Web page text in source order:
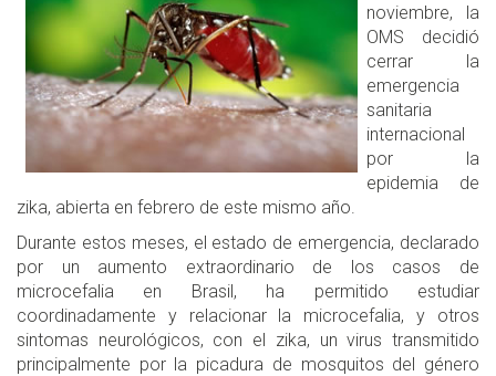
noviembre, la
OMS decidió
cerrar la
emergencia
sanitaria
internacional
por la
epidemia de
zika, abierta en febrero de este mismo año.
Durante estos meses, el estado de emergencia, declarado
por un aumento extraordinario de los casos de
microcefalia en Brasil, ha permitido estudiar
coordinadamente y relacionar la microcefalia, y otros
sintomas neurológicos, con el zika, un virus transmitido
principalmente por la picadura de mosquitos del género